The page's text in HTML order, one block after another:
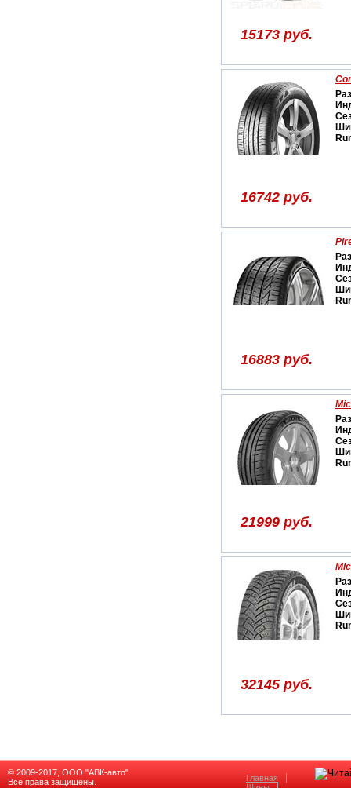
15173 руб.
16742 руб.
16883 руб.
21999 руб.
32145 руб.
© 2009-2017, ООО "АВК-авто".
Все права защищены.
Главная